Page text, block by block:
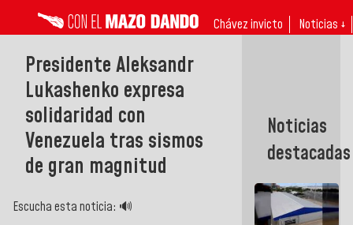
Chávez invicto Noticias ↓
Presidente Aleksandr
Lukashenko expresa
solidaridad con
Venezuela tras sismos
de gran magnitud
Escucha esta noticia: 🔊
Noticias
destacadas